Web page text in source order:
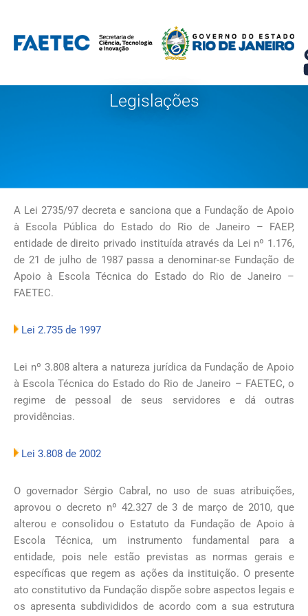
Pular
para
conteúdo
Legislações
A Lei 2735/97 decreta e sanciona que a Fundação de Apoio
à Escola Pública do Estado do Rio de Janeiro – FAEP,
entidade de direito privado instituída através da Lei nº 1.176,
de 21 de julho de 1987 passa a denominar-se Fundação de
Apoio à Escola Técnica do Estado do Rio de Janeiro –
FAETEC.
Lei 2.735 de 1997
Lei nº 3.808 altera a natureza jurídica da Fundação de Apoio
à Escola Técnica do Estado do Rio de Janeiro – FAETEC, o
regime de pessoal de seus servidores e dá outras
providências.
Lei 3.808 de 2002
O governador Sérgio Cabral, no uso de suas atribuições,
aprovou o decreto nº 42.327 de 3 de março de 2010, que
alterou e consolidou o Estatuto da Fundação de Apoio à
Escola Técnica, um instrumento fundamental para a
entidade, pois nele estão previstas as normas gerais e
específicas que regem as ações da instituição. O presente
ato constitutivo da Fundação dispõe sobre aspectos legais e
os apresenta subdivididos de acordo com a sua estrutura